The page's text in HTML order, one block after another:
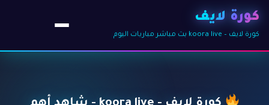
كورة لايف
كورة لايف – koora live بث مباشر مباريات اليوم